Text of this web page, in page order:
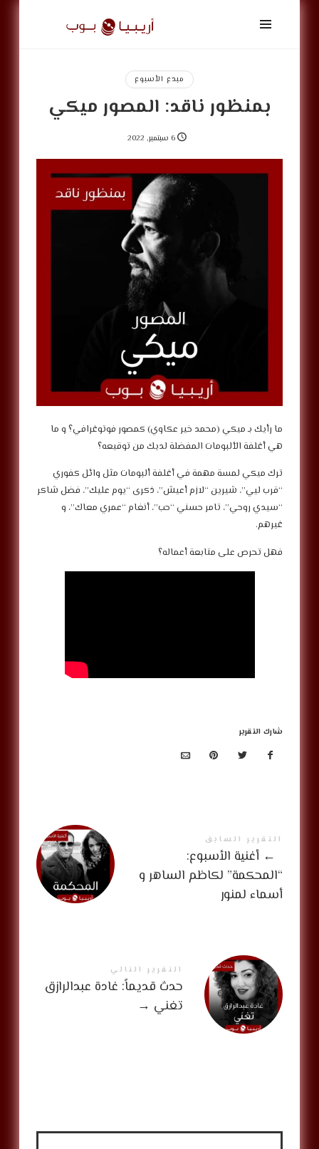
أريبيا
بوب
ArabiaPopمبدع الأسبوع
بمنظور ناقد: المصور ميكي
6 سبتمبر, 2022
‎ما رأيك بـ ميكي (محمد خير عكاوي) كمصور فوتوغرافي؟ و ما
هي أغلفة الألبومات المفضلة لديك من توقيعه؟
‎ترك ميكي لمسة مهمة في أغلفة ألبومات مثل وائل كفوري
“قرب ليي”، شيرين “لازم أعيش”، ذكرى “يوم عليك”، فضل شاكر
“سيدي روحي”، تامر حسني “حب”، أنغام “عمري معاك”، و
غيرهم.
شارك التقرير
التقرير السابق
← أغنية الأسبوع:
“المحكمة” لكاظم الساهر و
أسماء لمنور
التقرير التالي
حدث قديماً: غادة عبدالرازق
تغني →